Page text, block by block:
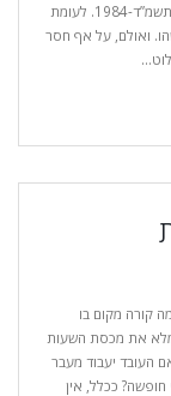
חקיקתי – סעיף 31(א) לחוק בתי המשפט [נוסח משולב], התשמ”ד-1984. לעומת
ואולם, על אף חסר
קורה מקום בו
את מכסת השעות
העובד יעבוד מעבר
חופשה? ככלל, אין